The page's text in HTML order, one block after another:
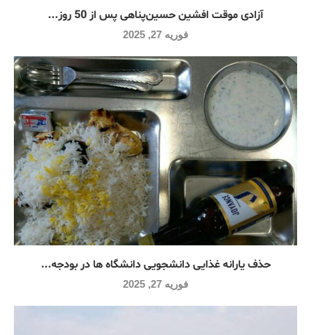
آزادی موقت افشین حسین‌پناهی پس از 50 روز...
فوریه 27, 2025
حذف یارانه غذایی دانشجویی دانشگاه ها در بودجه...
فوریه 27, 2025